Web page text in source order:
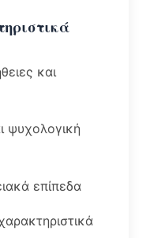
και
ψυχολογική
επίπεδα